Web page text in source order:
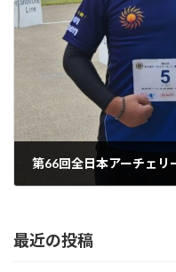
第66回全日本アーチェリ
最近の投稿